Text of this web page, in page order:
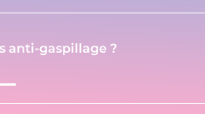
anti-gaspillage ?